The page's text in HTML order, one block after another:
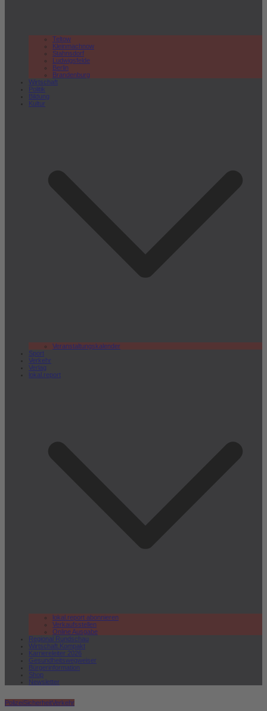
Teltow
Kleinmachnow
Stahnsdorf
Ludwigsfelde
Berlin
Brandenburg
Wirtschaft
Politik
Bildung
Kultur
Veranstaltungskalender
Sport
Verkehr
Verlag
lokal.report
lokal.report abonnieren
Verkaufsstellen
Online Ausgabe
Regional Rundschau
Wirtschaft.Kompakt
Karriereleiter 2026
Gesundheitswegweiser
Bürgerinformation
Shop
Newsletter
PolizeiSicherheitVerkehr